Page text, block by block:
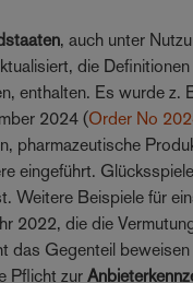
, auch unter
die
enthalten. Es wurde z.
2024 (Order No
pharmazeutische
eingeführt.
Weitere Beispiele für
2022, die die
das Gegenteil
Pflicht zur